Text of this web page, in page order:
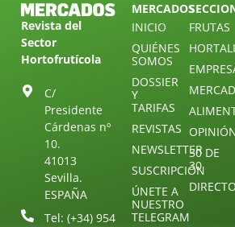
Revista del
Sector
Hortofrutícola
C/
Presidente
Cárdenas nº
10.
41013
Sevilla.
ESPAÑA
Tel: (+34) 954
MERCADOS
INICIO
QUIÉNES
SOMOS
DOSSIER
Y
TARIFAS
REVISTAS
NEWSLETTER
SUSCRIPCIÓN
ÚNETE A
NUESTRO
TELEGRAM
FRUTAS
30 DE
30